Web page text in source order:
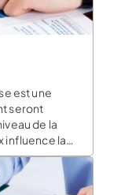
est une
seront
de la
influence la
et
d’horizon
: […]